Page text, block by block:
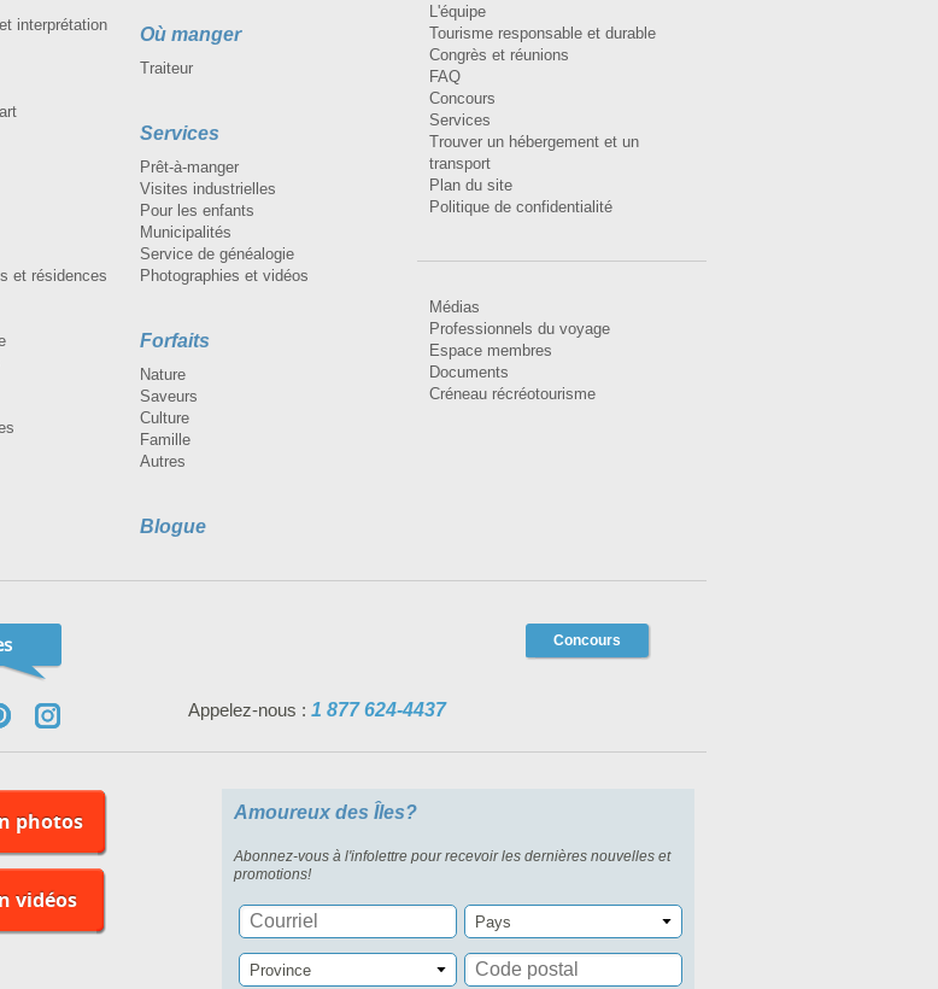
interprétation
et résidences
Où manger
Traiteur
Services
Prêt-à-manger
Visites industrielles
Pour les enfants
Municipalités
Service de généalogie
Photographies et vidéos
Forfaits
Nature
Saveurs
Culture
Famille
Autres
Blogue
L'équipe
Tourisme responsable et durable
Congrès et réunions
FAQ
Concours
Services
Trouver un hébergement et un
transport
Plan du site
Politique de confidentialité
Médias
Professionnels du voyage
Espace membres
Documents
Créneau récréotourisme
Concours
Appelez-nous : 1 877 624-4437
photos
vidéos
Amoureux des Îles?
Abonnez-vous à l'infolettre pour recevoir les dernières nouvelles et
promotions!
Pays
Province